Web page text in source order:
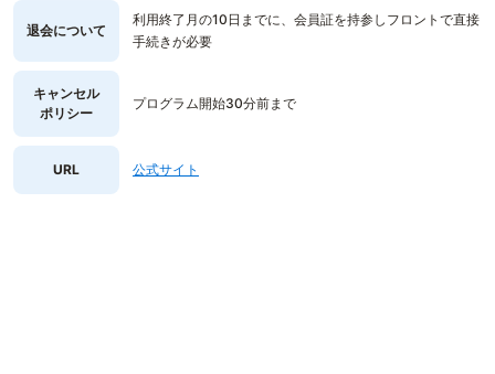
退会について
利用終了月の10日までに、会員証を持参しフロントで直接
手続きが必要
キャンセル
ポリシー
プログラム開始30分前まで
URL 公式サイト